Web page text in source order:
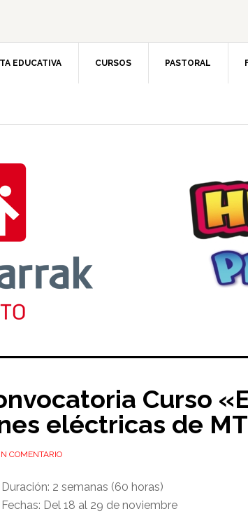
EDUCATIVA CURSOS PASTORAL
Curso
eléctricas de
COMENTARIO
Duración: 2 semanas (60 horas)
Fechas: Del 18 al 29 de noviembre